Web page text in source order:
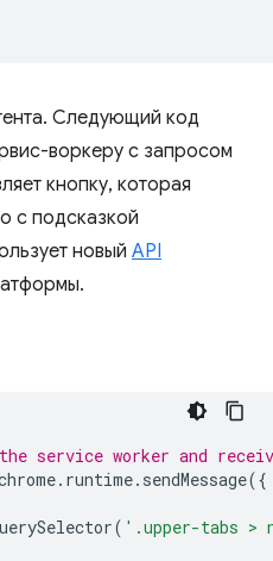
Следующий код
воркеру с запросом
кнопку, которая
с подсказкой
новый API
service worker and
. runtime. sendMessage({
( '.upper-tabs >